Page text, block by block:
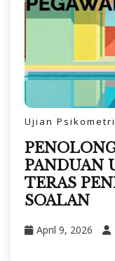
Ujian
PANDUAN
TERAS
SOALAN
April 9, 2026